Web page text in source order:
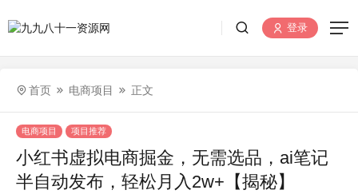
登录
首页 电商项目 正文
电商项目 项目推荐
小红书虚拟电商掘金，无需选品，ai笔记
半自动发布，轻松月入2w+【揭秘】